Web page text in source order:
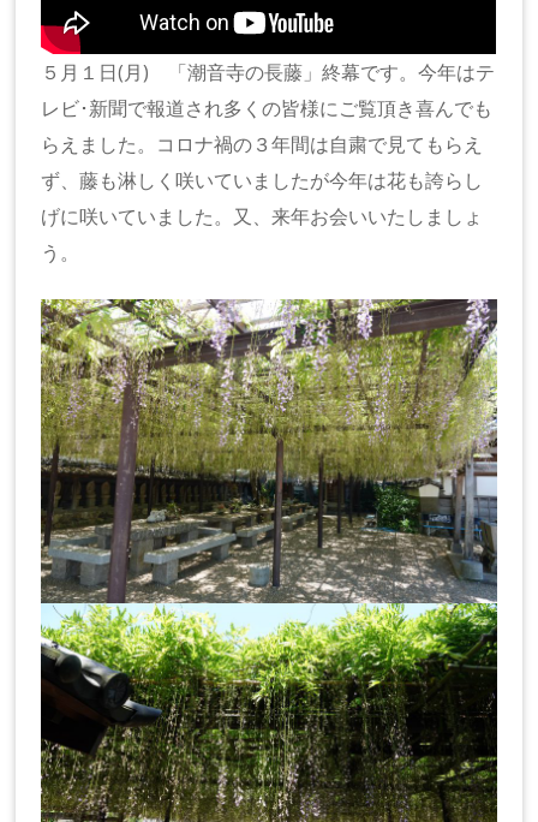
５月１日(月) 「潮音寺の長藤」終幕です。今年はテ
レビ･新聞で報道され多くの皆様にご覧頂き喜んでも
らえました。コロナ禍の３年間は自粛で見てもらえ
ず、藤も淋しく咲いていましたが今年は花も誇らし
げに咲いていました。又、来年お会いいたしましょ
う。